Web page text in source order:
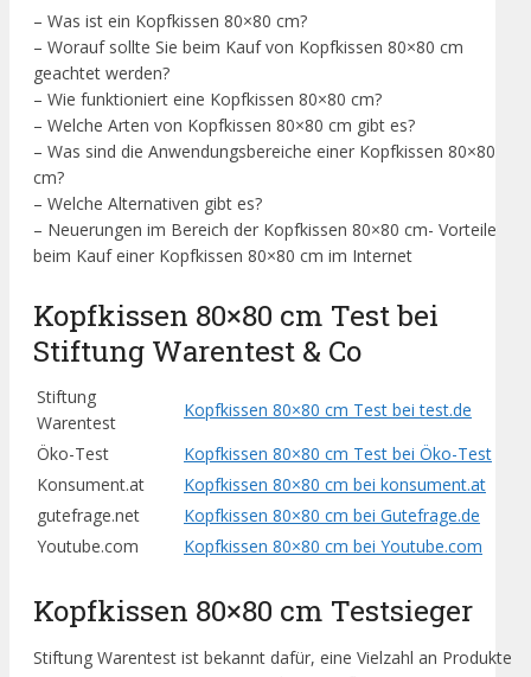
– Was ist ein Kopfkissen 80×80 cm?
– Worauf sollte Sie beim Kauf von Kopfkissen 80×80 cm
geachtet werden?
– Wie funktioniert eine Kopfkissen 80×80 cm?
– Welche Arten von Kopfkissen 80×80 cm gibt es?
– Was sind die Anwendungsbereiche einer Kopfkissen 80×80
cm?
– Welche Alternativen gibt es?
– Neuerungen im Bereich der Kopfkissen 80×80 cm- Vorteile
beim Kauf einer Kopfkissen 80×80 cm im Internet
Kopfkissen 80×80 cm Test bei
Stiftung Warentest & Co
Stiftung
Warentest
Kopfkissen 80×80 cm Test bei test.de
Öko-Test
Kopfkissen 80×80 cm Test bei Öko-Test
Konsument.at
Kopfkissen 80×80 cm bei konsument.at
gutefrage.net
Kopfkissen 80×80 cm bei Gutefrage.de
Youtube.com
Kopfkissen 80×80 cm bei Youtube.com
Kopfkissen 80×80 cm Testsieger
Stiftung Warentest ist bekannt dafür, eine Vielzahl an Produkte